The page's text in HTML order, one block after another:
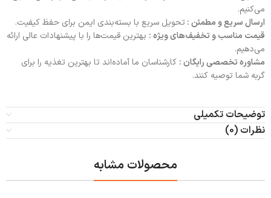
می‌کنیم.
ارسال سریع و مطمئن :تحویل سریع با بسته‌بندی ایمن برای حفظ کیفیت.
قیمت مناسب و تخفیف‌های ویژه : بهترین قیمت‌ها را با پیشنهادات عالی ارائه
می‌دهیم.
مشاوره تخصصی رایگان : کارشناسان ما آماده‌اند تا بهترین تغذیه را برای
گربه شما توصیه کنند.
توضیحات تکمیلی
نظرات (0)
محصولات مشابه